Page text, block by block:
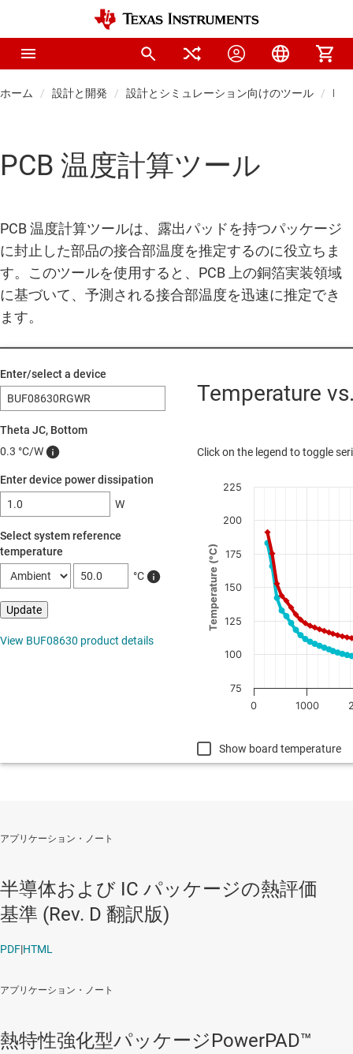
ホーム 設計と開発 設計とシミュレーション向けのツール
PCB 温度計算ツール
PCB 温度計算ツールは、露出パッドを持つパッケージ
に封止した部品の接合部温度を推定するのに役立ちま
す。このツールを使用すると、PCB 上の銅箔実装領域
に基づいて、予測される接合部温度を迅速に推定でき
ます。
Enter/select a device
Theta JC, Bottom
0.3 °C/W
Enter device power dissipation
W
Select system reference
temperature
°C
View BUF08630 product details
Temperature
Click on the legend to toggle
Temperature (°C)
0 1000
75
100
125
150
175
200
225
Show board temperature
アプリケーション・ノート
半導体および IC パッケージの熱評価
基準 (Rev. D 翻訳版)
PDF|HTML
アプリケーション・ノート
熱特性強化型パッケージPowerPAD™